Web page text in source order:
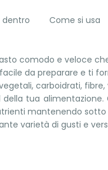
dentro Come si usa
comodo e veloce
da preparare e ti
carboidrati,
tua
mantenendo sotto
varietà di gusti e